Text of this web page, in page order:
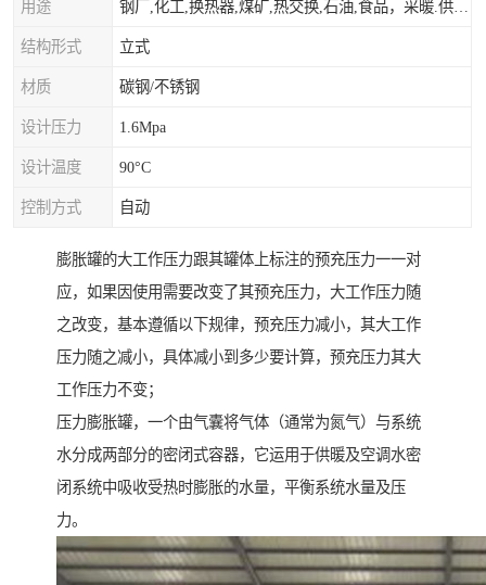
用途
结构形式 立式
材质 碳钢/不锈钢
设计压力 1.6Mpa
设计温度 90°C
控制方式 自动
膨胀罐的大工作压力跟其罐体上标注的预充压力一一对
应，如果因使用需要改变了其预充压力，大工作压力随
之改变，基本遵循以下规律，预充压力减小，其大工作
压力随之减小，具体减小到多少要计算，预充压力其大
工作压力不变；
压力膨胀罐，一个由气囊将气体（通常为氮气）与系统
水分成两部分的密闭式容器，它运用于供暖及空调水密
闭系统中吸收受热时膨胀的水量，平衡系统水量及压
力。